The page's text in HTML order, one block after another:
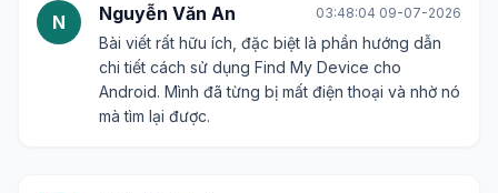
N Nguyễn Văn An 03:48:04 09-07-2026
Bài viết rất hữu ích, đặc biệt là phần hướng dẫn
chi tiết cách sử dụng Find My Device cho
Android. Mình đã từng bị mất điện thoại và nhờ nó
mà tìm lại được.